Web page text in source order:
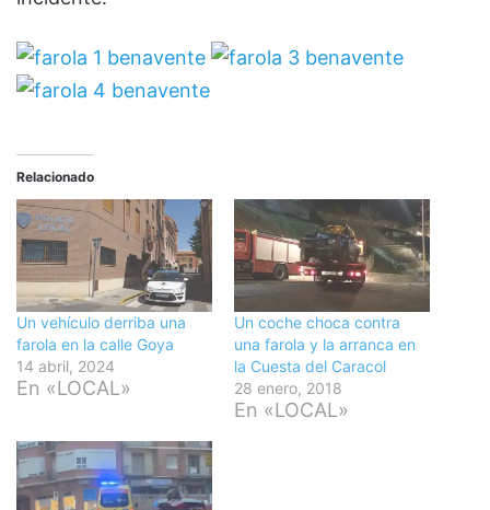
Relacionado
Un vehículo derriba una
farola en la calle Goya
14 abril, 2024
En «LOCAL»
Un coche choca contra
una farola y la arranca en
la Cuesta del Caracol
28 enero, 2018
En «LOCAL»